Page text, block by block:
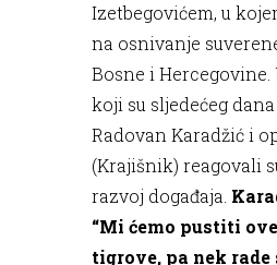
Izetbegovićem, u
na osnivanje
Bosne i Hercegovine.
koji su sljedećeg
Radovan Karadžić i
(Krajišnik) reagovali
razvoj događaja.
“Mi ćemo pustiti
tigrove, pa nek